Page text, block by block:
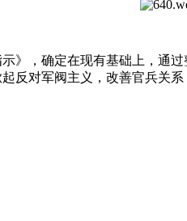
，确定在现有基础上，通过
反对军阀主义，改善官兵关